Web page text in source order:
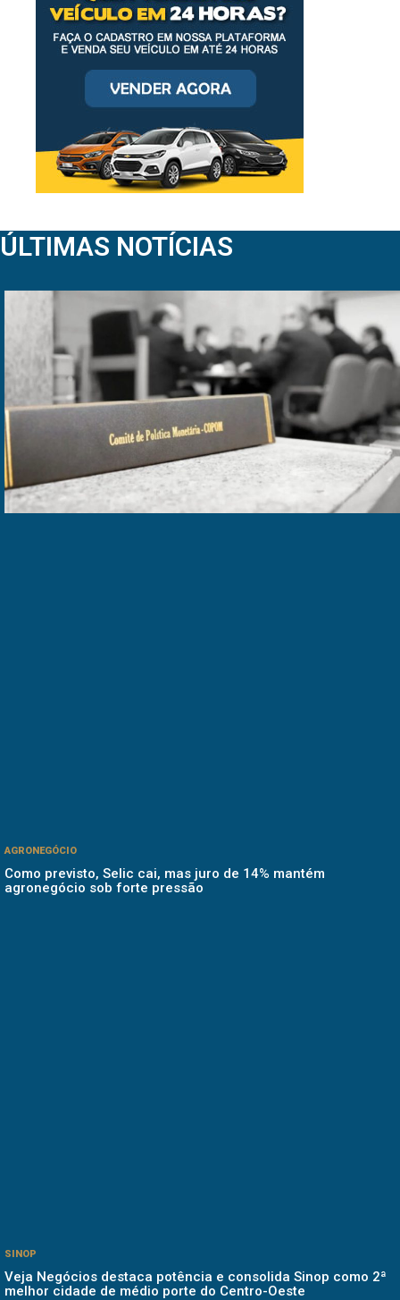
ÚLTIMAS NOTÍCIAS
AGRONEGÓCIO
Como previsto, Selic cai, mas juro de 14% mantém
agronegócio sob forte pressão
SINOP
Veja Negócios destaca potência e consolida Sinop como 2ª
melhor cidade de médio porte do Centro-Oeste